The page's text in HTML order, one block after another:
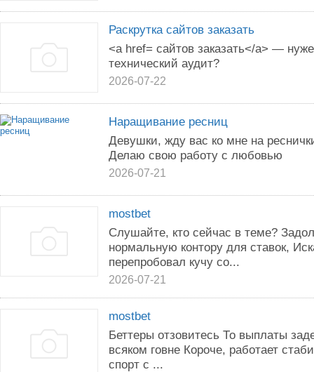
Раскрутка сайтов заказать
<a href= сайтов заказать</a> —
технический аудит?
2026-07-22
Наращивание ресниц
Девушки, жду вас ко мне на
Делаю свою работу с любовью
2026-07-21
mostbet
Слушайте, кто сейчас в теме?
нормальную контору для ставок,
перепробовал кучу со...
2026-07-21
mostbet
Беттеры отзовитесь То выплаты
всяком говне Короче, работает
спорт с ...